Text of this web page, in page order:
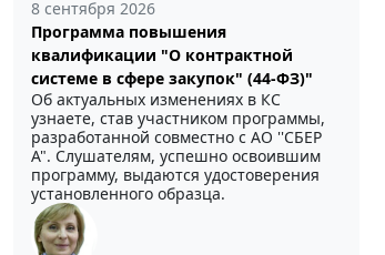
8 сентября 2026
Программа повышения
квалификации "О контрактной
системе в сфере закупок" (44-ФЗ)"
Об актуальных изменениях в КС
узнаете, став участником программы,
разработанной совместно с АО ''СБЕР
А". Слушателям, успешно освоившим
программу, выдаются удостоверения
установленного образца.